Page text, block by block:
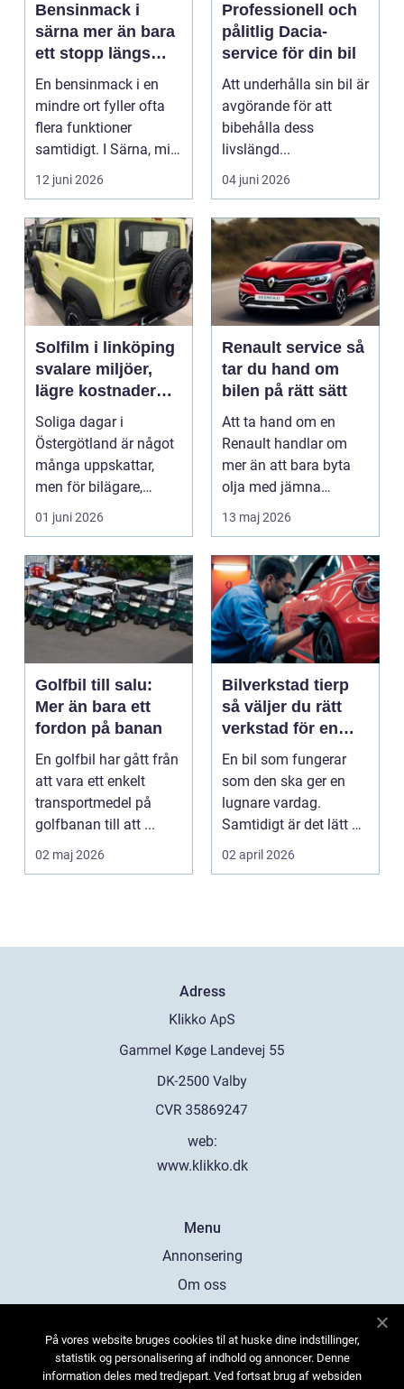
Bensinmack i
särna mer än bara
ett stopp längs
vägen
En bensinmack i en
mindre ort fyller ofta
flera funktioner
samtidigt. I Särna, mitt
i norra Dalarna,...
12 juni 2026
Professionell och
pålitlig Dacia-
service för din bil
Att underhålla sin bil är
avgörande för att
bibehålla dess
livslängd...
04 juni 2026
Solfilm i linköping
svalare miljöer,
lägre kostnader
och bättre komfort
Soliga dagar i
Östergötland är något
många uppskattar,
men för bilägare,
båtägare och
fastighetsförv...
01 juni 2026
Renault service så
tar du hand om
bilen på rätt sätt
Att ta hand om en
Renault handlar om
mer än att bara byta
olja med jämna
mellanrum. För många
biläga...
13 maj 2026
Golfbil till salu:
Mer än bara ett
fordon på banan
En golfbil har gått från
att vara ett enkelt
transportmedel på
golfbanan till att ...
02 maj 2026
Bilverkstad tierp
så väljer du rätt
verkstad för en
tryggare bilvardag
En bil som fungerar
som den ska ger en
lugnare vardag.
Samtidigt är det lätt att
skjuta upp service ...
02 april 2026
Adress
web:
www.klikko.dk
Menu
Annonsering
Om oss
Kontakta oss
Sitemap
På vores website bruges cookies til at huske dine indstillinger,
statistik og personalisering af indhold og annoncer. Denne
information deles med tredjepart. Ved fortsat brug af websiden